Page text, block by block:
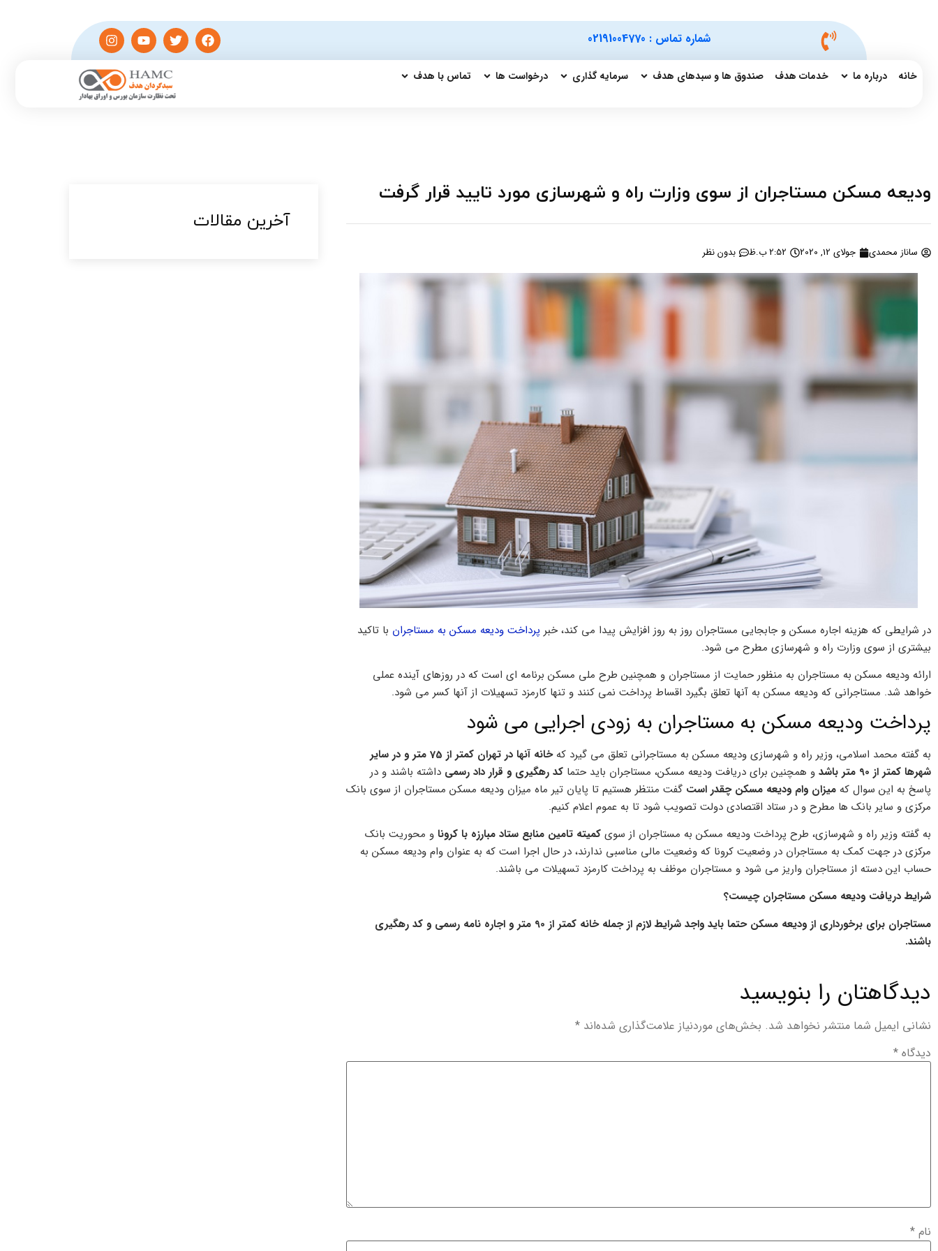
شماره تماس : 02191004770
خانه درباره ما خدمات هدف صندوق ها و سبدهای هدف سرمایه گذاری درخواست ها تماس با هدف
ودیعه مسکن مستاجران از سوی وزارت راه و شهرسازی مورد تایید قرار گرفت
ساناز محمدی جولای 12, 2020 2:52 ب.ظ بدون نظر
در شرایطی که هزینه اجاره مسکن و جابجایی مستاجران روز به روز افزایش پیدا می کند، خبر پرداخت ودیعه مسکن به مستاجران با تاکید
بیشتری از سوی وزارت راه و شهرسازی مطرح می شود.
ارائه ودیعه مسکن به مستاجران به منظور حمایت از مستاجران و همچنین طرح ملی مسکن برنامه ای است که در روزهای آینده عملی
خواهد شد. مستاجرانی که ودیعه مسکن به آنها تعلق بگیرد اقساط پرداخت نمی کنند و تنها کارمزد تسهیلات از آنها کسر می شود.
پرداخت ودیعه مسکن به مستاجران به زودی اجرایی می شود
به گفته محمد اسلامی، وزیر راه و شهرسازی ودیعه مسکن به مستاجرانی تعلق می گیرد که
خانه آنها در تهران کمتر از 75 متر و در سایر
شهرها کمتر از 90 متر باشد
و همچنین برای دریافت ودیعه مسکن، مستاجران باید حتما کد رهگیری و قرار داد رسمی داشته باشند و در
پاسخ به این سوال که میزان وام ودیعه مسکن چقدر است گفت منتظر هستیم تا پایان تیر ماه میزان ودیعه مسکن مستاجران از سوی بانک
مرکزی و سایر بانک ها مطرح و در ستاد اقتصادی دولت تصویب شود تا به عموم اعلام کنیم.
به گفته وزیر راه و شهرسازی، طرح پرداخت ودیعه مسکن به مستاجران از سوی کمیته تامین منابع ستاد مبارزه با کرونا و محوریت بانک
مرکزی در جهت کمک به مستاجران در وضعیت کرونا که وضعیت مالی مناسبی ندارند، در حال اجرا است که به عنوان وام ودیعه مسکن به
حساب این دسته از مستاجران واریز می شود و مستاجران موظف به پرداخت کارمزد تسهیلات می باشند.
شرایط دریافت ودیعه مسکن مستاجران چیست؟
مستاجران برای برخورداری از ودیعه مسکن حتما باید واجد شرایط لازم از جمله خانه کمتر از 90 متر و اجاره نامه رسمی و کد رهگیری
باشند.
دیدگاهتان را بنویسید
نشانی ایمیل شما منتشر نخواهد شد. بخش‌های موردنیاز علامت‌گذاری شده‌اند *
دیدگاه *
نام *
آخرین مقالات​